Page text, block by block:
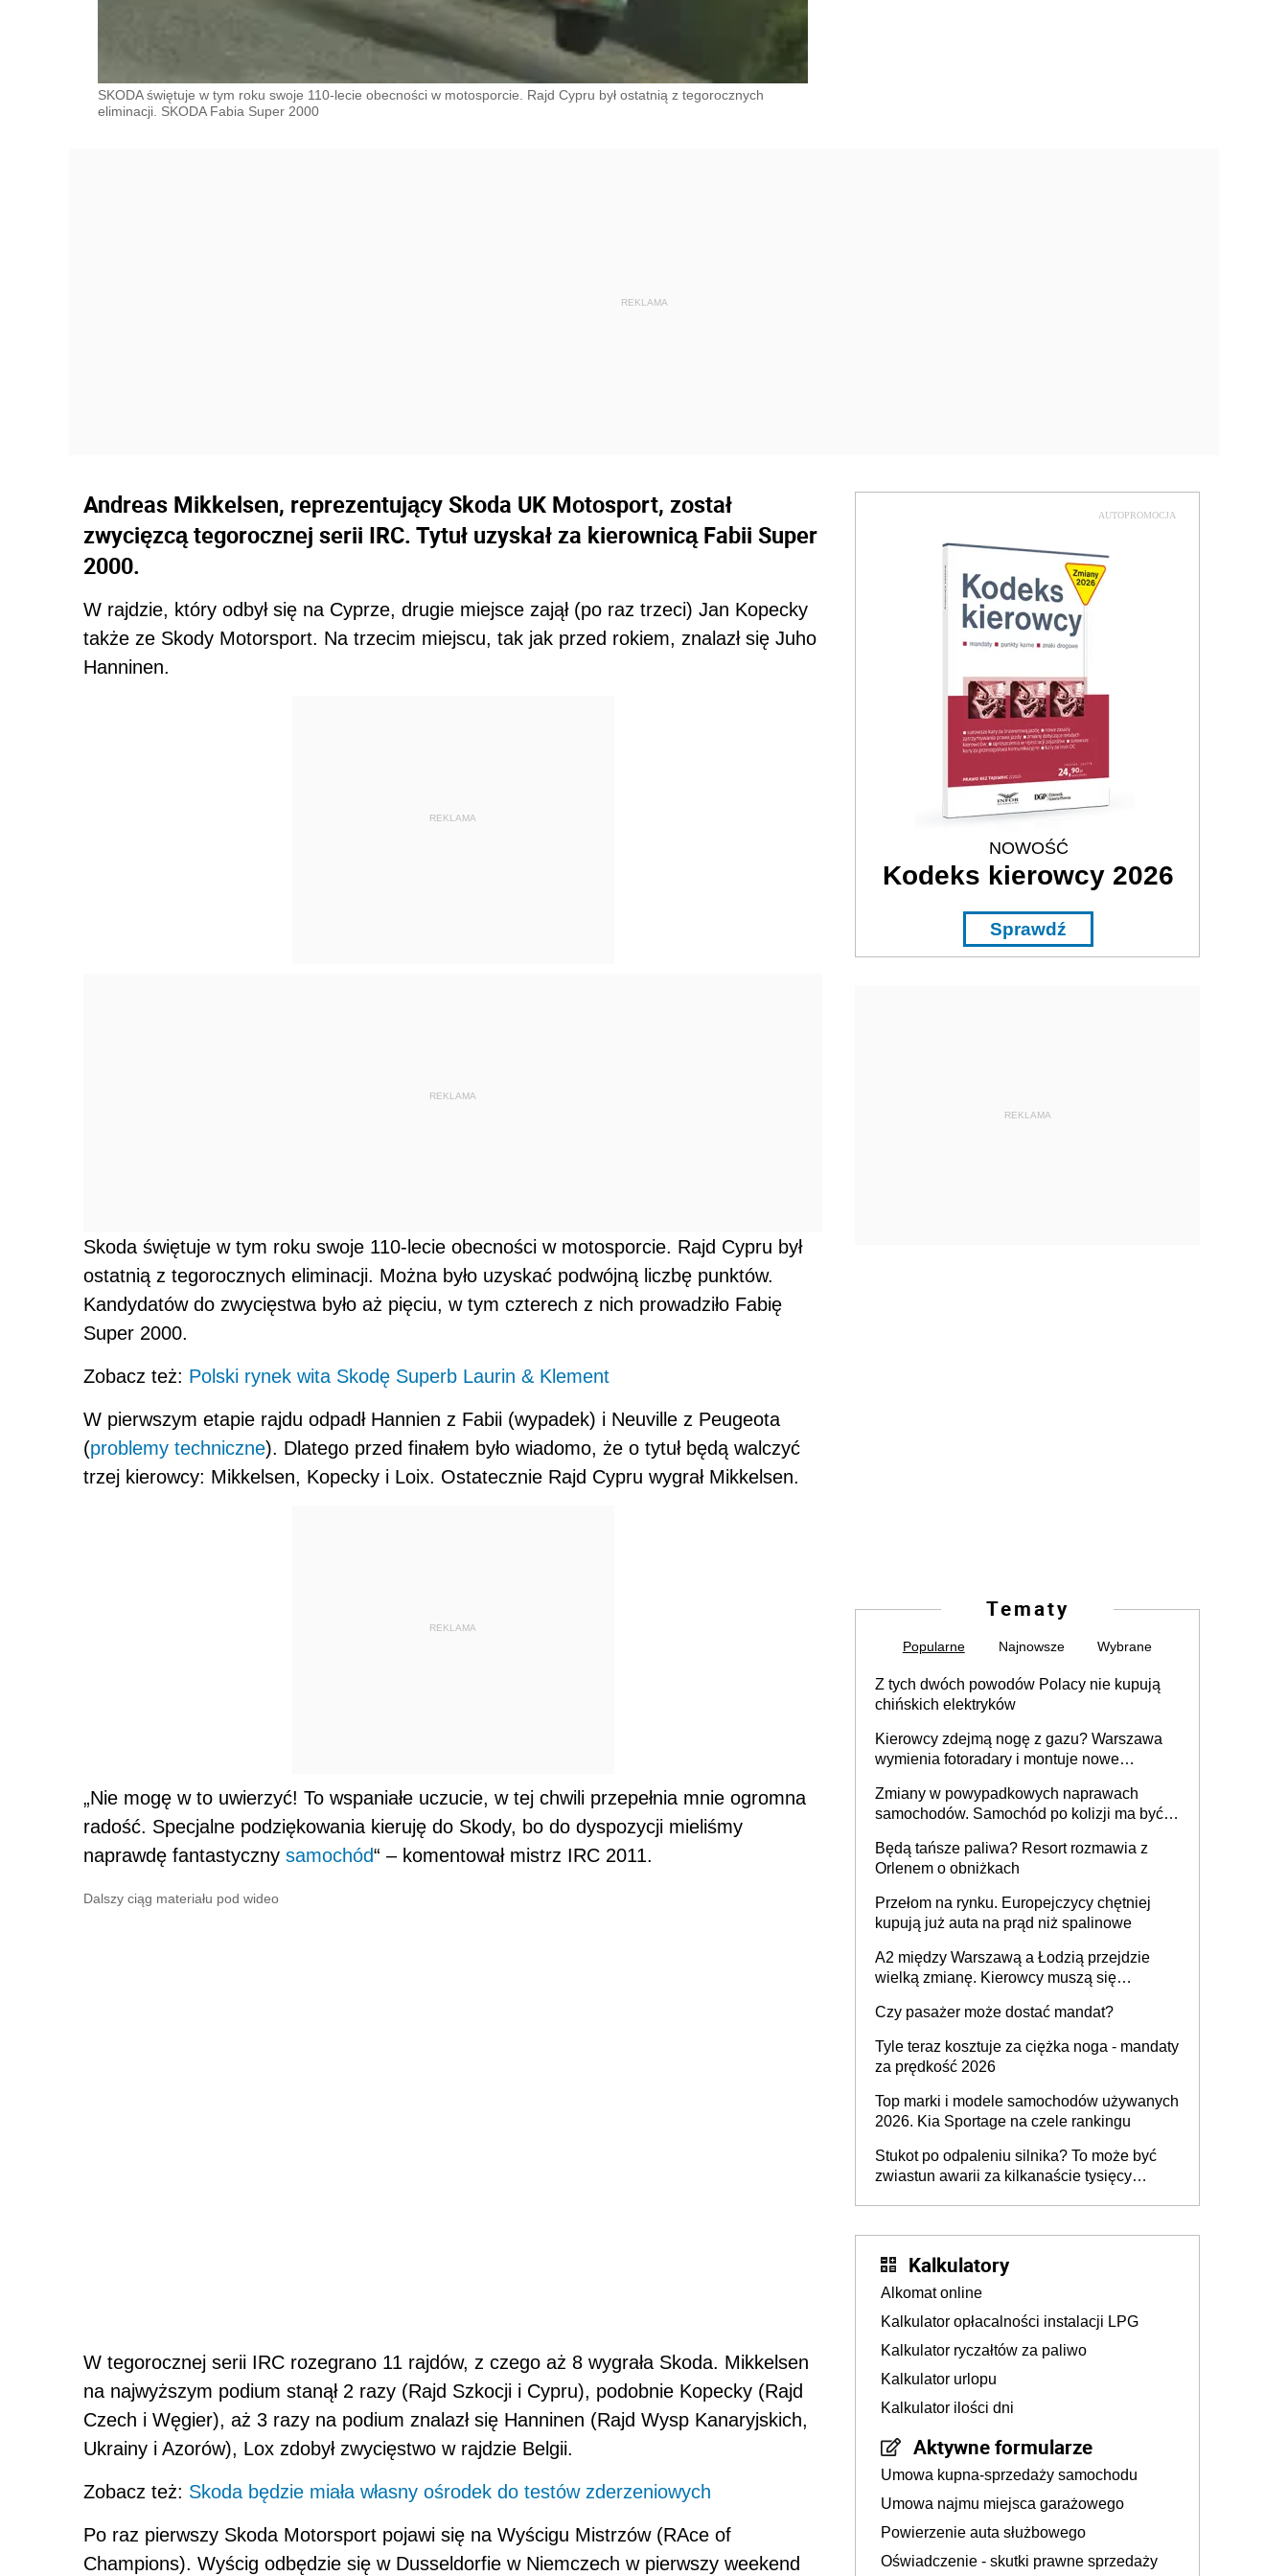
SKODA świętuje w tym roku swoje 110-lecie obecności w motosporcie. Rajd Cypru był ostatnią z tegorocznych
eliminacji. SKODA Fabia Super 2000
Andreas Mikkelsen, reprezentujący Skoda UK Motosport, został
zwycięzcą tegorocznej serii IRC. Tytuł uzyskał za kierownicą Fabii Super
2000.
W rajdzie, który odbył się na Cyprze, drugie miejsce zajął (po raz trzeci) Jan Kopecky
także ze Skody Motorsport. Na trzecim miejscu, tak jak przed rokiem, znalazł się Juho
Hanninen.
REKLAMA
REKLAMA
Skoda świętuje w tym roku swoje 110-lecie obecności w motosporcie. Rajd Cypru był
ostatnią z tegorocznych eliminacji. Można było uzyskać podwójną liczbę punktów.
Kandydatów do zwycięstwa było aż pięciu, w tym czterech z nich prowadziło Fabię
Super 2000.
Zobacz też: Polski rynek wita Skodę Superb Laurin & Klement
W pierwszym etapie rajdu odpadł Hannien z Fabii (wypadek) i Neuville z Peugeota
(problemy techniczne). Dlatego przed finałem było wiadomo, że o tytuł będą walczyć
trzej kierowcy: Mikkelsen, Kopecky i Loix. Ostatecznie Rajd Cypru wygrał Mikkelsen.
REKLAMA
„Nie mogę w to uwierzyć! To wspaniałe uczucie, w tej chwili przepełnia mnie ogromna
radość. Specjalne podziękowania kieruję do Skody, bo do dyspozycji mieliśmy
naprawdę fantastyczny samochód“ – komentował mistrz IRC 2011.
Dalszy ciąg materiału pod wideo
W tegorocznej serii IRC rozegrano 11 rajdów, z czego aż 8 wygrała Skoda. Mikkelsen
na najwyższym podium stanął 2 razy (Rajd Szkocji i Cypru), podobnie Kopecky (Rajd
Czech i Węgier), aż 3 razy na podium znalazł się Hanninen (Rajd Wysp Kanaryjskich,
Ukrainy i Azorów), Lox zdobył zwycięstwo w rajdzie Belgii.
Zobacz też: Skoda będzie miała własny ośrodek do testów zderzeniowych
Po raz pierwszy Skoda Motorsport pojawi się na Wyścigu Mistrzów (RAce of
Champions). Wyścig odbędzie się w Dusseldorfie w Niemczech w pierwszy weekend
AUTOPROMOCJA
NOWOŚĆ
Kodeks kierowcy 2026
Sprawdź
REKLAMA
Tematy
Popularne Najnowsze Wybrane
Z tych dwóch powodów Polacy nie kupują
chińskich elektryków
Kierowcy zdejmą nogę z gazu? Warszawa
wymienia fotoradary i montuje nowe
Zmiany w powypadkowych naprawach
samochodów. Samochód po kolizji ma być
technologią producenta
Będą tańsze paliwa? Resort rozmawia z
Orlenem o obniżkach
Przełom na rynku. Europejczycy chętniej
kupują już auta na prąd niż spalinowe
A2 między Warszawą a Łodzią przejdzie
wielką zmianę. Kierowcy muszą się
Czy pasażer może dostać mandat?
Tyle teraz kosztuje za ciężka noga - mandaty
za prędkość 2026
Top marki i modele samochodów używanych
2026. Kia Sportage na czele rankingu
Stukot po odpaleniu silnika? To może być
zwiastun awarii za kilkanaście tysięcy
Kalkulatory
Alkomat online
Kalkulator opłacalności instalacji LPG
Kalkulator ryczałtów za paliwo
Kalkulator urlopu
Kalkulator ilości dni
Aktywne formularze
Umowa kupna-sprzedaży samochodu
Umowa najmu miejsca garażowego
Powierzenie auta służbowego
Oświadczenie - skutki prawne sprzedaży